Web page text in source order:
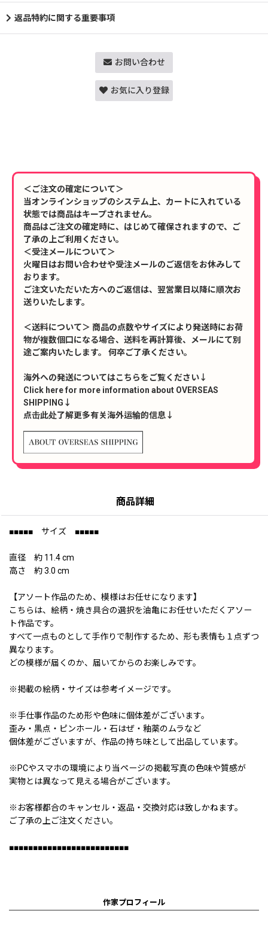
返品特約に関する重要事項
お問い合わせ
お気に入り登録
＜ご注文の確定について＞
当オンラインショップのシステム上、カートに入れている
状態では商品はキープされません。
商品はご注文の確定時に、はじめて確保されますので、ご
了承の上ご利用ください。
＜受注メールについて＞
火曜日はお問い合わせや受注メールのご返信をお休みして
おります。
ご注文いただいた方へのご返信は、翌営業日以降に順次お
送りいたします。
＜送料について＞ 商品の点数やサイズにより発送時にお荷
物が複数個口になる場合、送料を再計算後、メールにて別
途ご案内いたします。 何卒ご了承ください。
海外への発送についてはこちらをご覧ください↓
Click here for more information about OVERSEAS
SHIPPING↓
点击此处了解更多有关海外运输的信息↓
商品詳細
■■■■■ サイズ ■■■■■
直径 約 11.4 cm
高さ 約 3.0 cm
【アソート作品のため、模様はお任せになります】
こちらは、絵柄・焼き具合の選択を油亀にお任せいただくアソー
ト作品です。
すべて一点ものとして手作りで制作するため、形も表情も１点ずつ
異なります。
どの模様が届くのか、届いてからのお楽しみです。
※掲載の絵柄・サイズは参考イメージです。
※手仕事作品のため形や色味に個体差がございます。
歪み・黒点・ピンホール・石はぜ・釉薬のムラなど
個体差がございますが、作品の持ち味として出品しています。
※PCやスマホの環境により当ページの掲載写真の色味や質感が
実物とは異なって見える場合がございます。
※お客様都合のキャンセル・返品・交換対応は致しかねます。
ご了承の上ご注文ください。
■■■■■■■■■■■■■■■■■■■■■■■■■
作家プロフィール